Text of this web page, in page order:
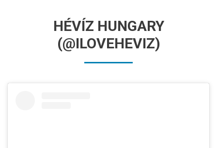
HÉVÍZ HUNGARY
(@ILOVEHEVIZ)